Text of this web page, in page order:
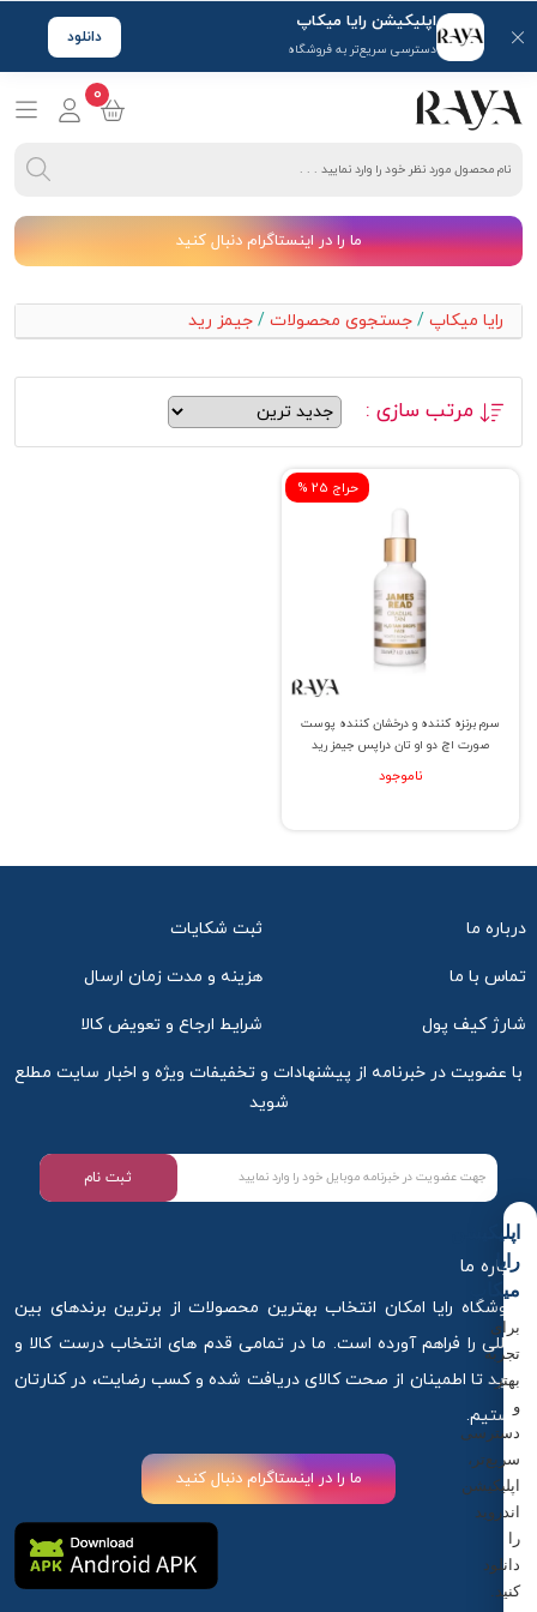
اپلیکیشن رایا میکاپ
دسترسی سریع‌تر به فروشگاه
دانلود
0
ما را در اینستاگرام دنبال کنید
رایا میکاپ / جستجوی محصولات / جیمز رید
مرتب سازی :
% حراج 25
سرم برنزه کننده و درخشان کننده پوست
صورت اچ دو او تان دراپس جیمز رید
ناموجود
درباره ما ثبت شکایات
تماس با ما هزینه و مدت زمان ارسال
شارژ کیف پول شرایط ارجاع و تعویض کالا
با عضویت در خبرنامه از پیشنهادات و تخفیفات ویژه و اخبار سایت مطلع
شوید
ثبت نام
درباره ما
فروشگاه رایا امکان انتخاب بهترین محصولات از برترین برندهای بین
المللی را فراهم آورده است. ما در تمامی قدم های انتخاب درست کالا و
خرید تا اطمینان از صحت کالای دریافت شده و کسب رضایت، در کنارتان
هستیم.
ما را در اینستاگرام دنبال کنید
اپلیکیشن
رایا
میکاپ
برای
تجربه
بهتر
و
دسترسی
سریع‌تر،
اپلیکیشن
اندروید
را
دانلود
کنید.